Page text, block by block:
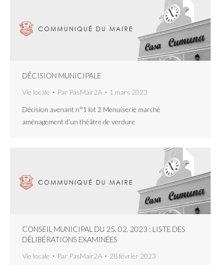
DÉCISION MUNICIPALE
Vie locale Par PasMair2A 1 mars 2023
Décision avenant n°1 lot 2 Menuiserie marché
aménagement d’un théâtre de verdure
CONSEIL MUNICIPAL DU 25. 02. 2023 : LISTE DES
DÉLIBÉRATIONS EXAMINÉES
Vie locale Par PasMair2A 28 février 2023